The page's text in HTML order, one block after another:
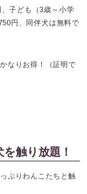
子ども（3歳～小学
円、同伴犬は無料で
なりお得！（証明で
触り放題！
ぷりわんこたちと触